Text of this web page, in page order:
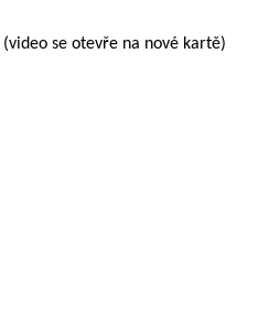
se otevře na nové kartě)